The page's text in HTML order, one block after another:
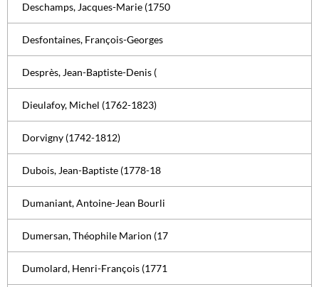
Deschamps, Jacques-Marie (1750
Desfontaines, François-Georges
Desprès, Jean-Baptiste-Denis (
Dieulafoy, Michel (1762-1823)
Dorvigny (1742-1812)
Dubois, Jean-Baptiste (1778-18
Dumaniant, Antoine-Jean Bourli
Dumersan, Théophile Marion (17
Dumolard, Henri-François (1771